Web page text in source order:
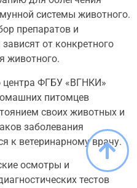
системы животного.
препаратов и
от конкретного
животного.
центра ФГБУ «ВГНКИ»
питомцев
своих животных и
заболевания
к ветеринарному врачу.
осмотры и
тестов